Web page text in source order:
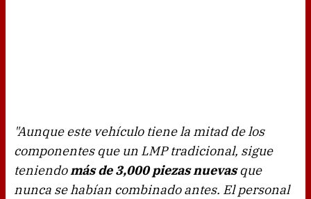
"Aunque este vehículo tiene la mitad de los
componentes que un LMP tradicional, sigue
teniendomás de 3,000 piezas nuevasque
nunca se habían combinado antes. El personal